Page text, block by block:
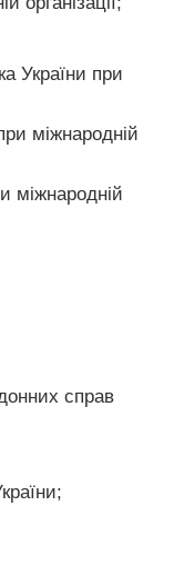
України при
міжнародній
міжнародній
справ